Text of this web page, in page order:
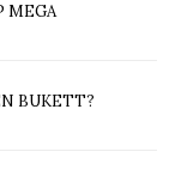
MEGA
BUKETT?